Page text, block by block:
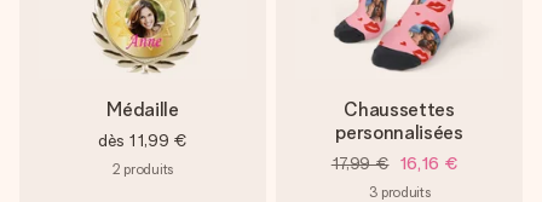
Médaille
dès 11,99 €
2 produits
Chaussettes
personnalisées
17,99 € 16,16 €
3 produits